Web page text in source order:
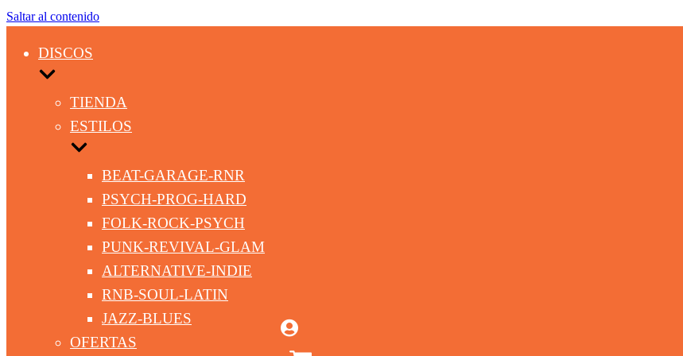
Saltar al contenido
DISCOS
TIENDA
ESTILOS
BEAT-GARAGE-RNR
PSYCH-PROG-HARD
FOLK-ROCK-PSYCH
PUNK-REVIVAL-GLAM
ALTERNATIVE-INDIE
RNB-SOUL-LATIN
JAZZ-BLUES
OFERTAS